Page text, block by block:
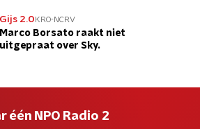
Gijs 2.0 KRO-NCRV
Marco Borsato raakt niet
uitgepraat over Sky.
één NPO Radio 2